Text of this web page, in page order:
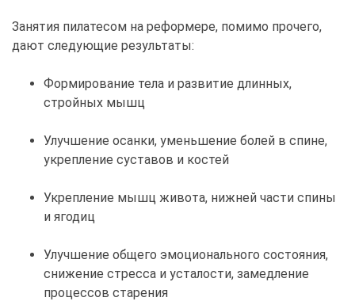
Занятия пилатесом на реформере, помимо прочего,
дают следующие результаты:
Формирование тела и развитие длинных,
стройных мышц
Улучшение осанки, уменьшение болей в спине,
укрепление суставов и костей
Укрепление мышц живота, нижней части спины
и ягодиц
Улучшение общего эмоционального состояния,
снижение стресса и усталости, замедление
процессов старения